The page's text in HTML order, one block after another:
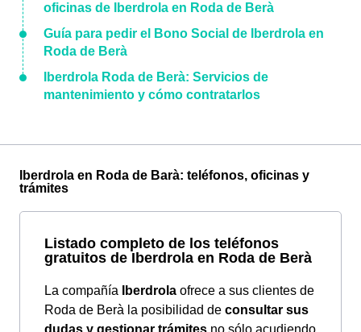
oficinas de Iberdrola en Roda de Berà
Guía para pedir el Bono Social de Iberdrola en
Roda de Berà
Iberdrola Roda de Berà: Servicios de
mantenimiento y cómo contratarlos
Iberdrola en Roda de Barà: teléfonos, oficinas y
trámites
Listado completo de los teléfonos
gratuitos de Iberdrola en Roda de Berà
La compañía Iberdrola ofrece a sus clientes de
Roda de Berà la posibilidad de consultar sus
dudas y gestionar trámites no sólo acudiendo